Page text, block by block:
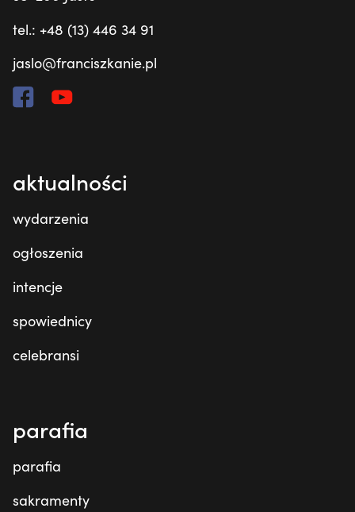
tel.: +48 (13) 446 34 91
jaslo@franciszkanie.pl
aktualności
wydarzenia
ogłoszenia
intencje
spowiednicy
celebransi
parafia
parafia
sakramenty